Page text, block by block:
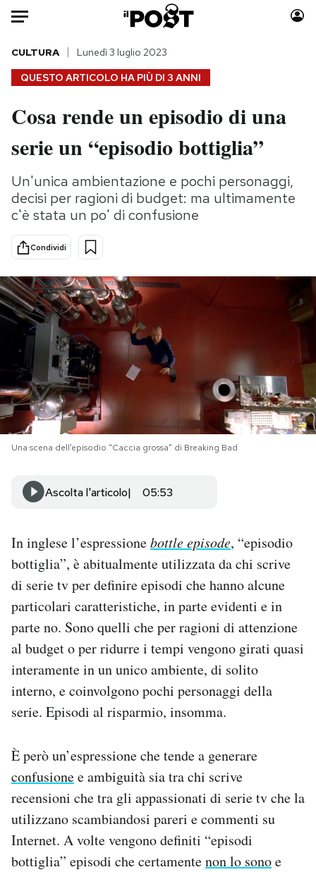
Auto
HOME
Italia
Politica
Tecnologia
Internet
Scienza
Cultura
Economia
Sport
Moda
Consumismi
Storie/Idee
Ok Boomer!
Media
Mondiali calcio 2026
PODCAST
NEWSLETTER
I MIEI PREFERITI
SHOP
AREA PERSONALE
Area Personale
Newsletter
Notifiche mobile
Esci
QUESTO ARTICOLO HA PIÙ DI 3 ANNI
CULTURA Lunedì 3 luglio 2023
Cosa rende un episodio di una
serie un “episodio bottiglia”
Un'unica ambientazione e pochi personaggi,
decisi per ragioni di budget: ma ultimamente
c'è stata un po' di confusione
Condividi
Una scena dell’episodio “Caccia grossa” di Breaking Bad
Ascolta l'articolo 05:53
In inglese l’espressionebottle episode, “episodio
bottiglia”, è abitualmente utilizzata da chi scrive
di serie tv per definire episodi che hanno alcune
particolari caratteristiche, in parte evidenti e in
parte no. Sono quelli che per ragioni di attenzione
al budget o per ridurre i tempi vengono girati quasi
interamente in un unico ambiente, di solito
interno, e coinvolgono pochi personaggi della
serie. Episodi al risparmio, insomma.
È però un’espressione che tende a generare
confusionee ambiguità sia tra chi scrive
recensioni che tra gli appassionati di serie tv che la
utilizzano scambiandosi pareri e commenti su
Internet. A volte vengono definiti “episodi
bottiglia” episodi che certamentenon lo sonoe